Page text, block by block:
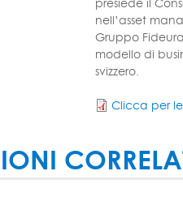
presiede il
nell’asset
Gruppo
modello di
svizzero.
Clicca per